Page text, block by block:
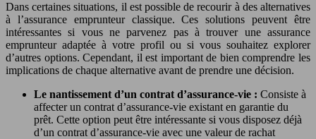
Dans certaines situations, il est possible de recourir à des alternatives
à l’assurance emprunteur classique. Ces solutions peuvent être
intéressantes si vous ne parvenez pas à trouver une assurance
emprunteur adaptée à votre profil ou si vous souhaitez explorer
d’autres options. Cependant, il est important de bien comprendre les
implications de chaque alternative avant de prendre une décision.
Le nantissement d’un contrat d’assurance-vie : Consiste à
affecter un contrat d’assurance-vie existant en garantie du
prêt. Cette option peut être intéressante si vous disposez déjà
d’un contrat d’assurance-vie avec une valeur de rachat